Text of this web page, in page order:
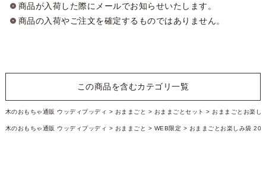
商品が入荷した際にメールでお知らせいたします。
商品の入荷やご注文を確定するものではありません。
この商品を含むカテゴリ一覧
木のおもちゃ通販 ウッディプッディ おままごと おままごとセット おままごとお楽し
木のおもちゃ通販 ウッディプッディ おままごと WEB限定 おままごとお楽しみ袋